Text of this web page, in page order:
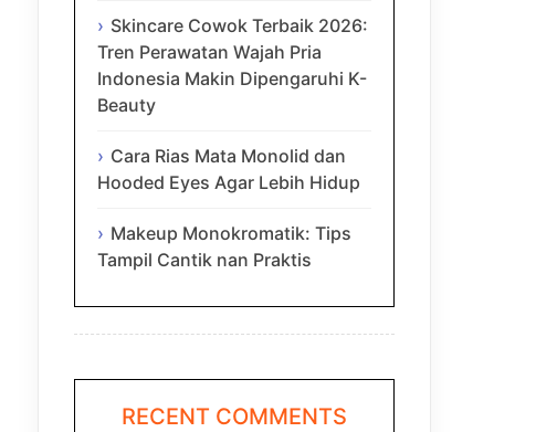
Skincare Cowok Terbaik 2026:
Tren Perawatan Wajah Pria
Indonesia Makin Dipengaruhi K-
Beauty
Cara Rias Mata Monolid dan
Hooded Eyes Agar Lebih Hidup
Makeup Monokromatik: Tips
Tampil Cantik nan Praktis
RECENT COMMENTS